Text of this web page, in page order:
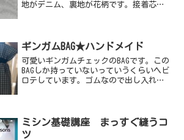
地がデニム、裏地が花柄です。接着芯は
プレゼントしようかな。話...
ギンガムBAG★ハンドメイド
可愛いギンガムチェックのBAGです。この
BAGしか持っていないっていうくらいヘビ
ロテしています。ゴムなので出し入れし
にかけられるん...
ミシン基礎講座 まっすぐ縫うコ
ツ